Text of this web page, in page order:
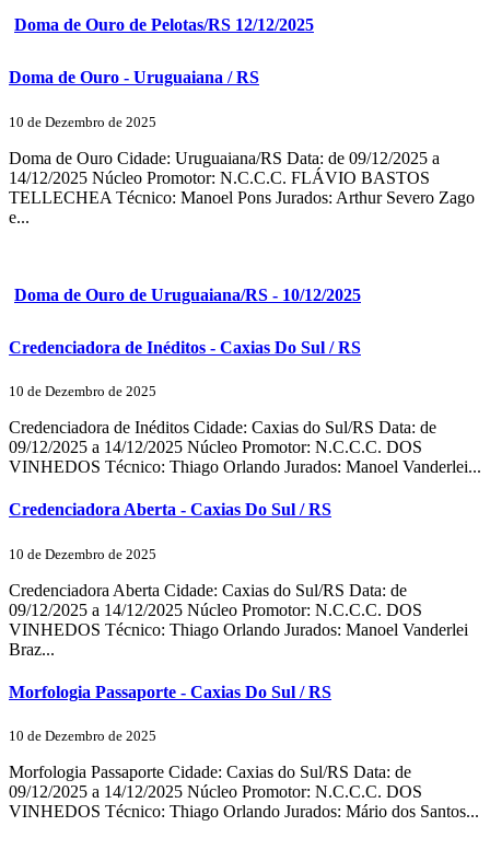
Doma de Ouro de Pelotas/RS 12/12/2025
Doma de Ouro - Uruguaiana / RS
10 de Dezembro de 2025
Doma de Ouro Cidade: Uruguaiana/RS Data: de 09/12/2025 a
14/12/2025 Núcleo Promotor: N.C.C.C. FLÁVIO BASTOS
TELLECHEA Técnico: Manoel Pons Jurados: Arthur Severo Zago
e...
Doma de Ouro de Uruguaiana/RS - 10/12/2025
Credenciadora de Inéditos - Caxias Do Sul / RS
10 de Dezembro de 2025
Credenciadora de Inéditos Cidade: Caxias do Sul/RS Data: de
09/12/2025 a 14/12/2025 Núcleo Promotor: N.C.C.C. DOS
VINHEDOS Técnico: Thiago Orlando Jurados: Manoel Vanderlei...
Credenciadora Aberta - Caxias Do Sul / RS
10 de Dezembro de 2025
Credenciadora Aberta Cidade: Caxias do Sul/RS Data: de
09/12/2025 a 14/12/2025 Núcleo Promotor: N.C.C.C. DOS
VINHEDOS Técnico: Thiago Orlando Jurados: Manoel Vanderlei
Braz...
Morfologia Passaporte - Caxias Do Sul / RS
10 de Dezembro de 2025
Morfologia Passaporte Cidade: Caxias do Sul/RS Data: de
09/12/2025 a 14/12/2025 Núcleo Promotor: N.C.C.C. DOS
VINHEDOS Técnico: Thiago Orlando Jurados: Mário dos Santos...